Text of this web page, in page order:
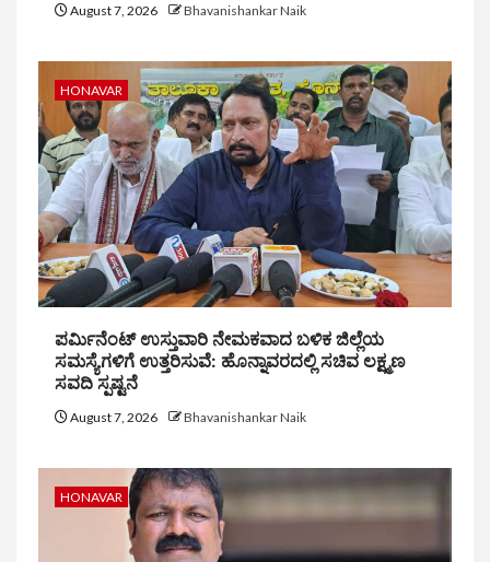
August 7, 2026 Bhavanishankar Naik
HONAVAR
ಪರ್ಮಿನೆಂಟ್ ಉಸ್ತುವಾರಿ ನೇಮಕವಾದ ಬಳಿಕ ಜಿಲ್ಲೆಯ
ಸಮಸ್ಯೆಗಳಿಗೆ ಉತ್ತರಿಸುವೆ: ಹೊನ್ನಾವರದಲ್ಲಿ ಸಚಿವ ಲಕ್ಷ್ಮಣ
ಸವದಿ ಸ್ಪಷ್ಟನೆ
August 7, 2026 Bhavanishankar Naik
HONAVAR